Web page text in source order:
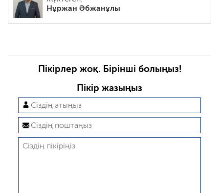
Нұржан Әбжанұлы
Пікірлер жоқ. Бірінші болыңыз!
Пікір жазыңыз